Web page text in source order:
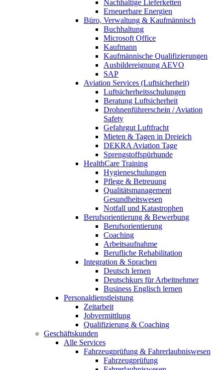
Nachhaltige Lieferketten
Erneuerbare Energien
Büro, Verwaltung & Kaufmännisch
Buchhaltung
Microsoft Office
Kaufmann
Kaufmännische Qualifizierungen
Ausbildereignung AEVO
SAP
Aviation Services (Luftsicherheit)
Luftsicherheitsschulungen
Beratung Luftsicherheit
Drohnenführerschein / Aviation
Safety
Gefahrgut Luftfracht
Mieten & Tagen in Dreieich
DEKRA Aviation Tage
Sprengstoffspürhunde
HealthCare Training
Hygieneschulungen
Pflege & Betreuung
Qualitätsmanagement
Gesundheitswesen
Notfall und Katastrophen
Berufsorientierung & Bewerbung
Berufsorientierung
Coaching
Arbeitsaufnahme
Berufliche Rehabilitation
Integration & Sprachen
Deutsch lernen
Deutschkurs für Arbeitnehmer
Business Englisch lernen
Personaldienstleistung
Zeitarbeit
Jobvermittlung
Qualifizierung & Coaching
Geschäftskunden
Alle Services
Fahrzeugprüfung & Fahrerlaubniswesen
Fahrzeugprüfung